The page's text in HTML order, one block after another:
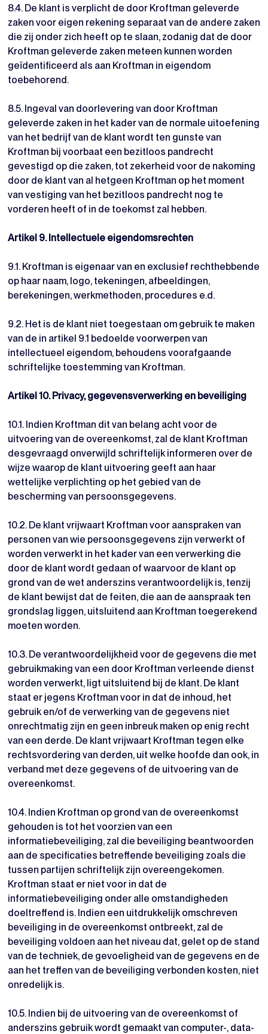
8.4. De klant is verplicht de door Kroftman geleverde
zaken voor eigen rekening separaat van de andere zaken
die zij onder zich heeft op te slaan, zodanig dat de door
Kroftman geleverde zaken meteen kunnen worden
geïdentificeerd als aan Kroftman in eigendom
toebehorend.
8.5. Ingeval van doorlevering van door Kroftman
geleverde zaken in het kader van de normale uitoefening
van het bedrijf van de klant wordt ten gunste van
Kroftman bij voorbaat een bezitloos pandrecht
gevestigd op die zaken, tot zekerheid voor de nakoming
door de klant van al hetgeen Kroftman op het moment
van vestiging van het bezitloos pandrecht nog te
vorderen heeft of in de toekomst zal hebben.
Artikel 9. Intellectuele eigendomsrechten
9.1. Kroftman is eigenaar van en exclusief rechthebbende
op haar naam, logo, tekeningen, afbeeldingen,
berekeningen, werkmethoden, procedures e.d.
9.2. Het is de klant niet toegestaan om gebruik te maken
van de in artikel 9.1 bedoelde voorwerpen van
intellectueel eigendom, behoudens voorafgaande
schriftelijke toestemming van Kroftman.
Artikel 10. Privacy, gegevensverwerking en beveiliging
10.1. Indien Kroftman dit van belang acht voor de
uitvoering van de overeenkomst, zal de klant Kroftman
desgevraagd onverwijld schriftelijk informeren over de
wijze waarop de klant uitvoering geeft aan haar
wettelijke verplichting op het gebied van de
bescherming van persoonsgegevens.
10.2. De klant vrijwaart Kroftman voor aanspraken van
personen van wie persoonsgegevens zijn verwerkt of
worden verwerkt in het kader van een verwerking die
door de klant wordt gedaan of waarvoor de klant op
grond van de wet anderszins verantwoordelijk is, tenzij
de klant bewijst dat de feiten, die aan de aanspraak ten
grondslag liggen, uitsluitend aan Kroftman toegerekend
moeten worden.
10.3. De verantwoordelijkheid voor de gegevens die met
gebruikmaking van een door Kroftman verleende dienst
worden verwerkt, ligt uitsluitend bij de klant. De klant
staat er jegens Kroftman voor in dat de inhoud, het
gebruik en/of de verwerking van de gegevens niet
onrechtmatig zijn en geen inbreuk maken op enig recht
van een derde. De klant vrijwaart Kroftman tegen elke
rechtsvordering van derden, uit welke hoofde dan ook, in
verband met deze gegevens of de uitvoering van de
overeenkomst.
10.4. Indien Kroftman op grond van de overeenkomst
gehouden is tot het voorzien van een
informatiebeveiliging, zal die beveiliging beantwoorden
aan de specificaties betreffende beveiliging zoals die
tussen partijen schriftelijk zijn overeengekomen.
Kroftman staat er niet voor in dat de
informatiebeveiliging onder alle omstandigheden
doeltreffend is. Indien een uitdrukkelijk omschreven
beveiliging in de overeenkomst ontbreekt, zal de
beveiliging voldoen aan het niveau dat, gelet op de stand
van de techniek, de gevoeligheid van de gegevens en de
aan het treffen van de beveiliging verbonden kosten, niet
onredelijk is.
10.5. Indien bij de uitvoering van de overeenkomst of
anderszins gebruik wordt gemaakt van computer-, data-